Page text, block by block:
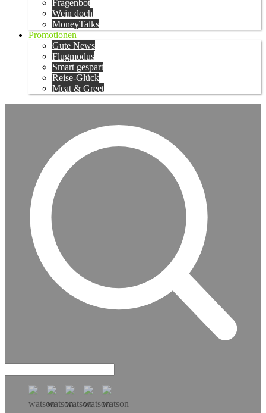
Fragenbot
Wein doch
MoneyTalks
Promotionen
Gute News
Flugmodus
Smart gespart
Reise-Glück
Meat & Greet